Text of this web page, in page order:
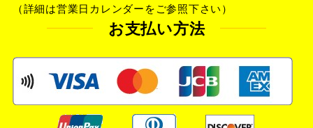
（詳細は営業日カレンダーをご参照下さい）
お支払い方法